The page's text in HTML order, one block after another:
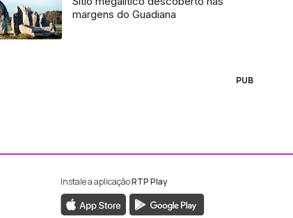
margens do Guadiana
PUB
da RTP Madeira
da RTP Madeira
Instale a aplicaçãoRTP Play